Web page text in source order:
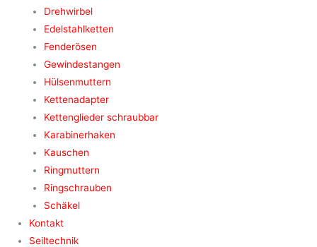
Drehwirbel
Edelstahlketten
Fenderösen
Gewindestangen
Hülsenmuttern
Kettenadapter
Kettenglieder schraubbar
Karabinerhaken
Kauschen
Ringmuttern
Ringschrauben
Schäkel
Kontakt
Seiltechnik